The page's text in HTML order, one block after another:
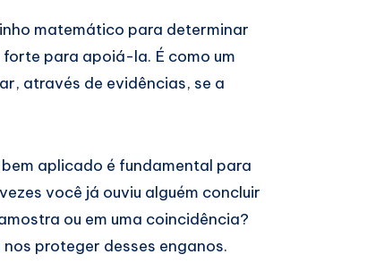
matemático para determinar
para apoiá-la. É como um
através de evidências, se a
aplicado é fundamental para
você já ouviu alguém concluir
ou em uma coincidência?
proteger desses enganos.